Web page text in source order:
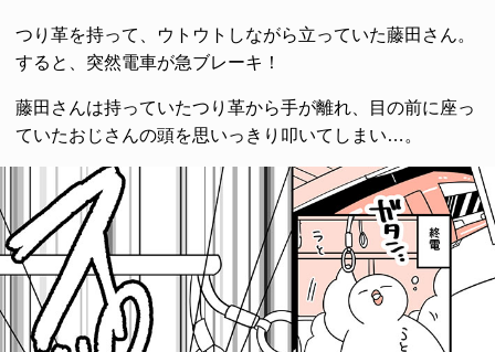
つり革を持って、ウトウトしながら立っていた藤田さん。
すると、突然電車が急ブレーキ！
藤田さんは持っていたつり革から手が離れ、目の前に座っ
ていたおじさんの頭を思いっきり叩いてしまい…。